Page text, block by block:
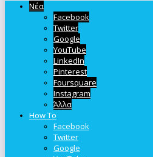
Νέα
Facebook
Twitter
Google
YouTube
LinkedIn
Pinterest
Foursquare
Instagram
Άλλα
How To
Facebook
Twitter
Google